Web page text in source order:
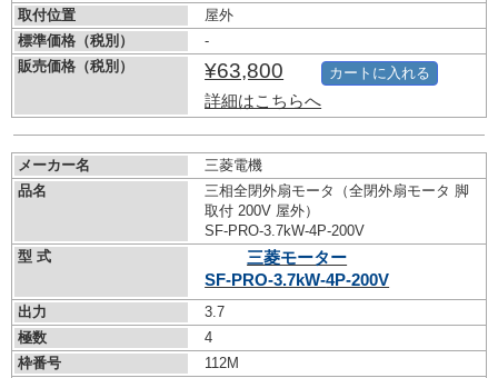
取付位置
屋外
標準価格（税別）
-
販売価格（税別）
¥63,800
詳細はこちらへ
カートに入れる
メーカー名
三菱電機
品名
三相全閉外扇モータ（全閉外扇モータ 脚
取付 200V 屋外）
SF-PRO-3.7kW-4P-200V
型 式
三菱モーター
SF-PRO-3.7kW-4P-200V
出力
3.7
極数
4
枠番号
112M